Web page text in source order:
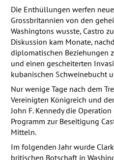
Die Enthüllungen werfen
Grossbritannien von den
Washingtons wusste, Castro
Diskussion kam Monate,
diplomatischen Beziehungen
und einen gescheiterten
kubanischen Schweinebucht
Nur wenige Tage nach dem
Vereinigten Königreich und
John F. Kennedy die
Programm zur Beseitigung
Mitteln.
Im folgenden Jahr wurde
britischen Botschaft in